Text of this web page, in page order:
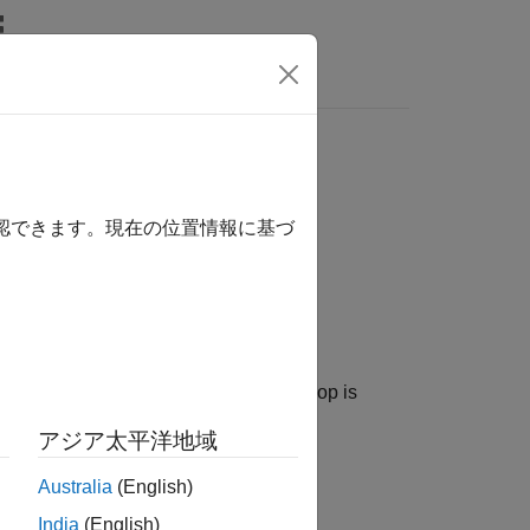
loop is
できます。現在の位置情報に基づ
アジア太平洋地域
Australia (English)
India (English)